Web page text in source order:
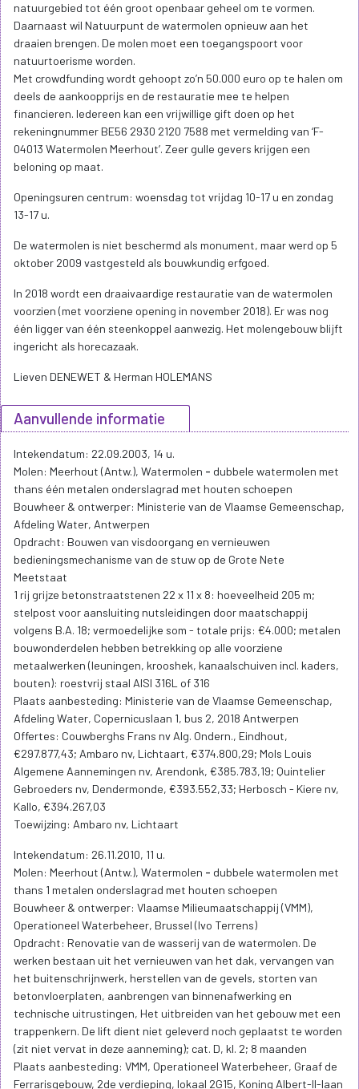
natuurgebied tot één groot openbaar geheel om te vormen.
Daarnaast wil Natuurpunt de watermolen opnieuw aan het
draaien brengen. De molen moet een toegangspoort voor
natuurtoerisme worden.
Met crowdfunding wordt gehoopt zo’n 50.000 euro op te halen om
deels de aankoopprijs en de restauratie mee te helpen
financieren. Iedereen kan een vrijwillige gift doen op het
rekeningnummer BE56 2930 2120 7588 met vermelding van ‘F-
04013 Watermolen Meerhout’. Zeer gulle gevers krijgen een
beloning op maat.
Openingsuren centrum: woensdag tot vrijdag 10-17 u en zondag
13-17 u.
De watermolen is niet beschermd als monument, maar werd op 5
oktober 2009 vastgesteld als bouwkundig erfgoed.
In 2018 wordt een draaivaardige restauratie van de watermolen
voorzien (met voorziene opening in november 2018). Er was nog
één ligger van één steenkoppel aanwezig. Het molengebouw blijft
ingericht als horecazaak.
Lieven DENEWET & Herman HOLEMANS
Aanvullende informatie
Intekendatum: 22.09.2003, 14 u.
Molen: Meerhout (Antw.), Watermolen - dubbele watermolen met
thans één metalen onderslagrad met houten schoepen
Bouwheer & ontwerper: Ministerie van de Vlaamse Gemeenschap,
Afdeling Water, Antwerpen
Opdracht: Bouwen van visdoorgang en vernieuwen
bedieningsmechanisme van de stuw op de Grote Nete
Meetstaat
1 rij grijze betonstraatstenen 22 x 11 x 8: hoeveelheid 205 m;
stelpost voor aansluiting nutsleidingen door maatschappij
volgens B.A. 18; vermoedelijke som - totale prijs: €4.000; metalen
bouwonderdelen hebben betrekking op alle voorziene
metaalwerken (leuningen, krooshek, kanaalschuiven incl. kaders,
bouten): roestvrij staal AISI 316L of 316
Plaats aanbesteding: Ministerie van de Vlaamse Gemeenschap,
Afdeling Water, Copernicuslaan 1, bus 2, 2018 Antwerpen
Offertes: Couwberghs Frans nv Alg. Ondern., Eindhout,
€297.877,43; Ambaro nv, Lichtaart, €374.800,29; Mols Louis
Algemene Aannemingen nv, Arendonk, €385.783,19; Quintelier
Gebroeders nv, Dendermonde, €393.552,33; Herbosch - Kiere nv,
Kallo, €394.267,03
Toewijzing: Ambaro nv, Lichtaart
Intekendatum: 26.11.2010, 11 u.
Molen: Meerhout (Antw.), Watermolen - dubbele watermolen met
thans 1 metalen onderslagrad met houten schoepen
Bouwheer & ontwerper: Vlaamse Milieumaatschappij (VMM),
Operationeel Waterbeheer, Brussel (Ivo Terrens)
Opdracht: Renovatie van de wasserij van de watermolen. De
werken bestaan uit het vernieuwen van het dak, vervangen van
het buitenschrijnwerk, herstellen van de gevels, storten van
betonvloerplaten, aanbrengen van binnenafwerking en
technische uitrustingen, Het uitbreiden van het gebouw met een
trappenkern. De lift dient niet geleverd noch geplaatst te worden
(zit niet vervat in deze aanneming); cat. D, kl. 2; 8 maanden
Plaats aanbesteding: VMM, Operationeel Waterbeheer, Graaf de
Ferrarisgebouw, 2de verdieping, lokaal 2G15, Koning Albert-II-laan